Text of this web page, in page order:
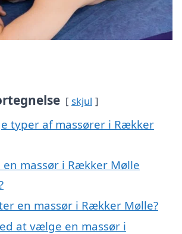
skjul
typer af massører i Rækker
en massør i Rækker Mølle
en massør i Rækker Mølle?
at vælge en massør i